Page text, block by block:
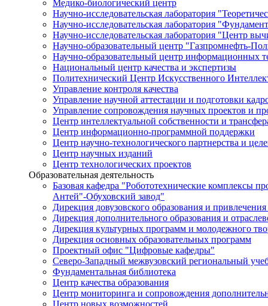
Медико-биологический центр
Научно-исследовательская лаборатория
Научно-исследовательская лаборатория
Научно-исследовательская лаборатория "Центр
Научно-образовательный центр "Газпромнефть-
Научно-образовательный центр информационных
Национальный центр качества и экспертизы
Политехнический Центр Искусственного
Управление контроля качества
Управление научной аттестации и подготовки
Управление сопровождения научных проектов и
Центр интеллектуальной собственности и
Центр информационно-программной поддержки
Центр научно-технологического партнерства и
Центр научных изданий
Центр технологических проектов
Образовательная деятельность
Базовая кафедра "Робототехнические комплексы
Антей"-Обуховский завод"
Дирекция довузовского образования и привлечения
Дирекция дополнительного образования и
Дирекция культурных программ и молодежного
Дирекция основных образовательных программ
Проектный офис "Цифровые кафедры"
Северо-Западный межвузовский региональный
Фундаментальная библиотека
Центр качества образования
Центр мониторинга и сопровождения
Центр новых возможностей